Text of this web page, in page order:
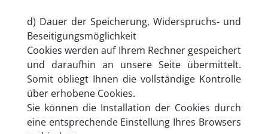
d) Dauer der Speicherung, Widerspruchs- und
Beseitigungsmöglichkeit
Cookies werden auf Ihrem Rechner gespeichert
und daraufhin an unsere Seite übermittelt.
Somit obliegt Ihnen die vollständige Kontrolle
über erhobene Cookies.
Sie können die Installation der Cookies durch
eine entsprechende Einstellung Ihres Browsers